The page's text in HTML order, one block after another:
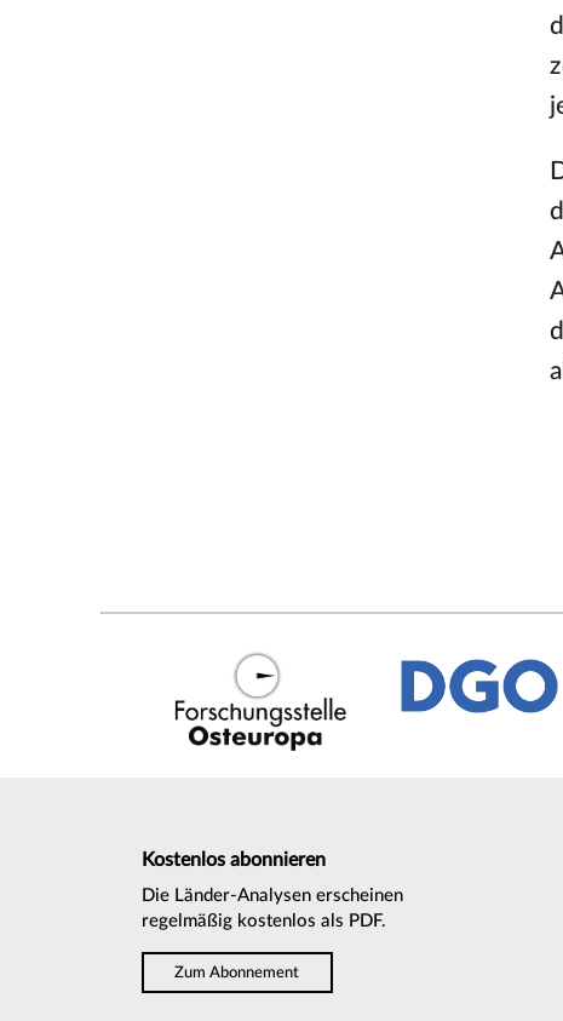
Kostenlos abonnieren
Die Länder-Analysen erscheinen
regelmäßig kostenlos als PDF.
Zum Abonnement